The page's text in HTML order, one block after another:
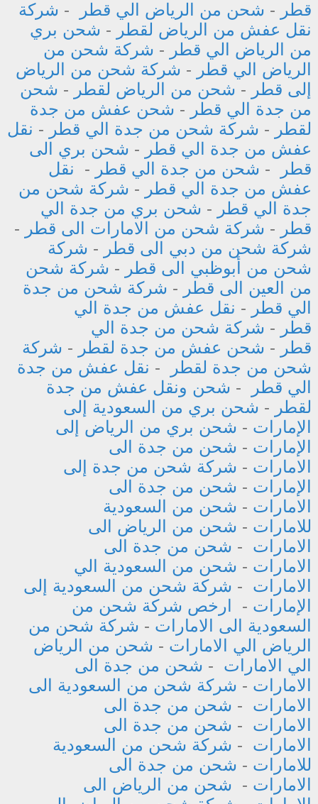
قطر - شحن من الرياض الي قطر - شركة
نقل عفش من الرياض لقطر - شحن بري
من الرياض الي قطر - شركة شحن من
الرياض الي قطر - شركة شحن من الرياض
إلى قطر - شحن من الرياض لقطر - شحن
من جدة الي قطر - شحن عفش من جدة
لقطر - شركة شحن من جدة الي قطر - نقل
عفش من جدة الي قطر - شحن بري الى
قطر
- شحن من جدة الي قطر - نقل
عفش من جدة الي قطر - شركة شحن من
جدة الي قطر - شحن بري من جدة الي
قطر - شركة شحن من الامارات الى قطر -
شركة شحن من دبي الى قطر - شركة
شحن من أبوظبي الى قطر - شركة شحن
من العين الى قطر - شركة شحن من جدة
الي قطر - نقل عفش من جدة الي
قطر - شركة شحن من جدة الي
قطر - شحن عفش من جدة لقطر - شركة
شحن من جدة لقطر
- نقل عفش من جدة
الي قطر
- شحن ونقل عفش من جدة
لقطر - شحن بري من السعودية إلى
الإمارات - شحن بري من الرياض إلى
الإمارات - شحن من جدة الى
الامارات - شركة شحن من جدة إلى
الإمارات - شحن من جدة الى
الامارات - شحن من السعودية
للامارات - شحن من الرياض الى
الامارات - شحن من جدة الى
الامارات - شحن من السعودية الي
الامارات - شركة شحن من السعودية إلى
الإمارات -
ارخص شركة شحن من
السعودية الى الامارات - شركة شحن من
الرياض الي الامارات - شحن من الرياض
الي الامارات - شحن من جدة الى
الامارات - شركة شحن من السعودية الى
الامارات - شحن من جدة الى
الامارات - شحن من جدة الى
الامارات - شركة شحن من السعودية
للامارات - شحن من جدة الى
الامارات - شحن من الرياض الى